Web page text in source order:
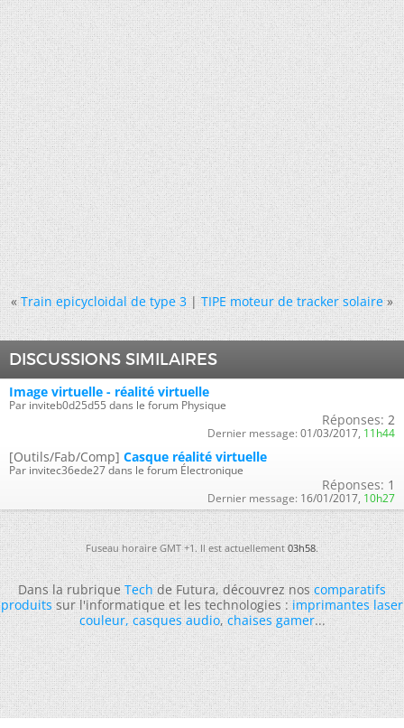
« Train epicycloidal de type 3|TIPE moteur de tracker solaire »
DISCUSSIONS SIMILAIRES
Image virtuelle - réalité virtuelle
Par inviteb0d25d55 dans le forum Physique
Réponses: 2
Dernier message: 01/03/2017, 11h44
[Outils/Fab/Comp] Casque réalité virtuelle
Par invitec36ede27 dans le forum Électronique
Réponses: 1
Dernier message: 16/01/2017, 10h27
Fuseau horaire GMT +1. Il est actuellement03h58.
Dans la rubriqueTechde Futura, découvrez noscomparatifs
produitssur l'informatique et les technologies :imprimantes laser
couleur,casques audio,chaises gamer...